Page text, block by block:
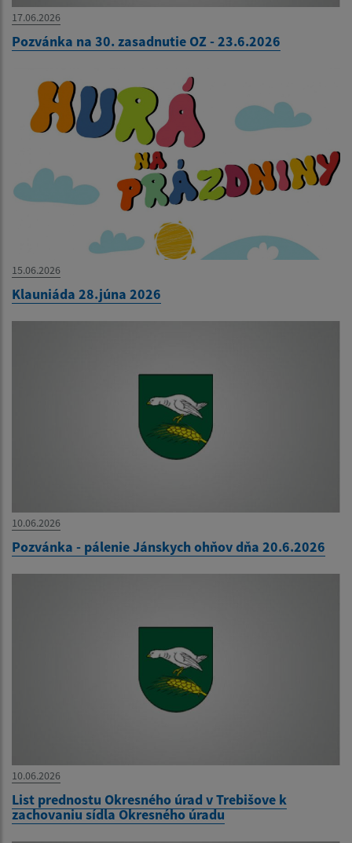
17.06.2026
Pozvánka na 30. zasadnutie OZ - 23.6.2026
15.06.2026
Klauniáda 28.júna 2026
10.06.2026
Pozvánka - pálenie Jánskych ohňov dňa 20.6.2026
10.06.2026
List prednostu Okresného úrad v Trebišove k
zachovaniu sídla Okresného úradu